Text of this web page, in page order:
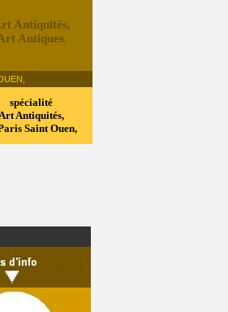
Antiquités,
Antiques,
spécialité
Antiquités,
Saint Ouen,